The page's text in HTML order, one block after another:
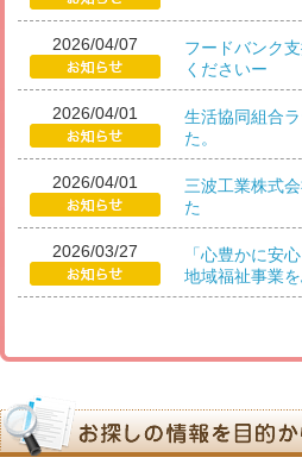
2026/04/07
フードバンク
くださいー
2026/04/01
生活協同組合
た。
2026/04/01
三波工業株式
た
2026/03/27
「心豊かに安
地域福祉事業